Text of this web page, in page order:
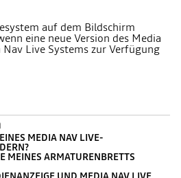
auf dem Bildschirm
eine neue Version des Media
Live Systems zur Verfügung
MEDIA NAV LIVE-
MEINES ARMATURENBRETTS